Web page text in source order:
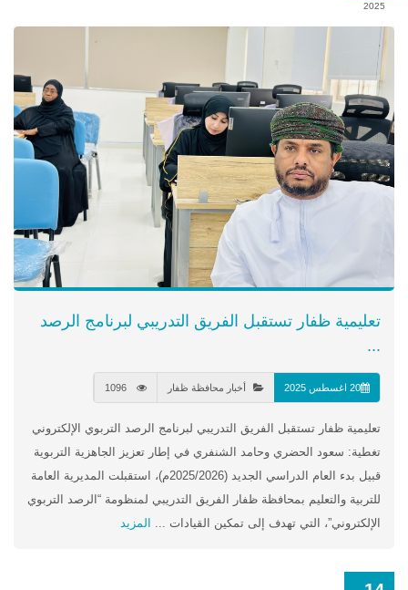
2025
تعليمية ظفار تستقبل الفريق التدريبي لبرنامج الرصد
...
20 اغسطس 2025 أخبار محافظة ظفار
تعليمية ظفار تستقبل الفريق التدريبي لبرنامج الرصد التربوي الإلكتروني
تغطية: سعود الحضري وحامد الشنفري في إطار تعزيز الجاهزية التربوية
قبيل بدء العام الدراسي الجديد (2025/2026م)، استقبلت المديرية العامة
للتربية والتعليم بمحافظة ظفار الفريق التدريبي لمنظومة “الرصد التربوي
الإلكتروني”، التي تهدف إلى تمكين القيادات ...
المزيد